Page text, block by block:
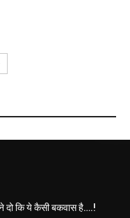
दो कि ये कैसी बकवास है….!